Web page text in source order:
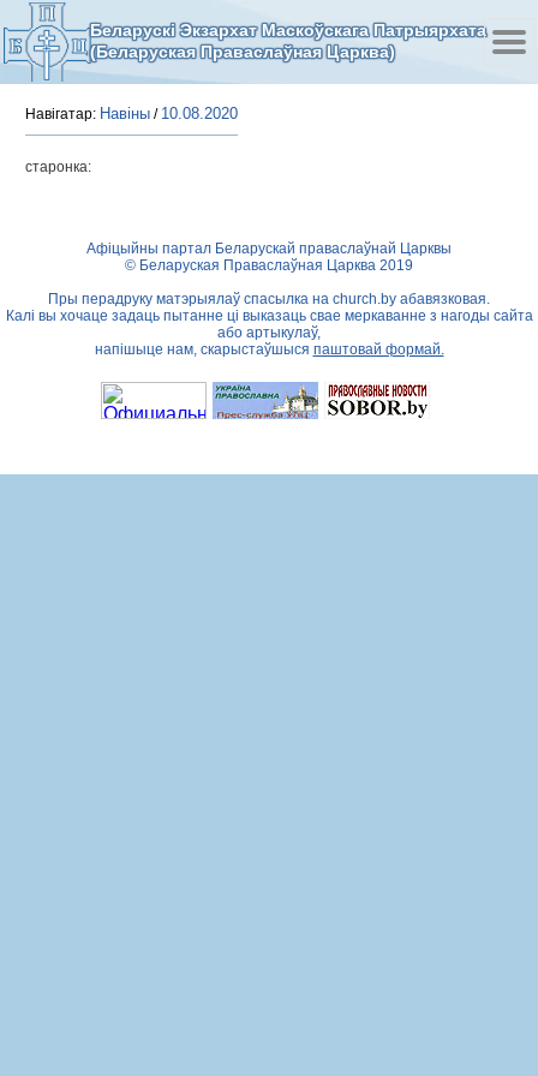
Беларускі Экзархат Маскоўскага Патрыярхата
(Беларуская Праваслаўная Царква)
Навігатар: Навіны / 10.08.2020
старонка:
Афіцыйны партал Беларускай праваслаўнай Царквы
© Беларуская Праваслаўная Царква 2019
Пры перадруку матэрыялаў спасылка на church.by абавязковая.
Калі вы хочаце задаць пытанне ці выказаць свае меркаванне з нагоды сайта
або артыкулаў,
напішыце нам, скарыстаўшыся паштовай формай.